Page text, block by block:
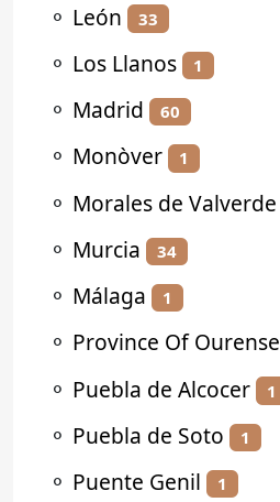
⚬ León 33
⚬ Los Llanos 1
⚬ Madrid 60
⚬ Monòver 1
⚬ Morales de Valverde
⚬ Murcia 34
⚬ Málaga 1
⚬ Province Of Ourense
⚬ Puebla de Alcocer 1
⚬ Puebla de Soto 1
⚬ Puente Genil 1